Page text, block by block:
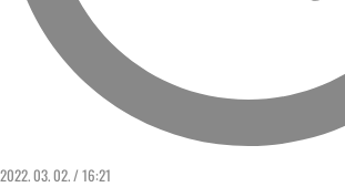
2022. 03. 02. / 16:21